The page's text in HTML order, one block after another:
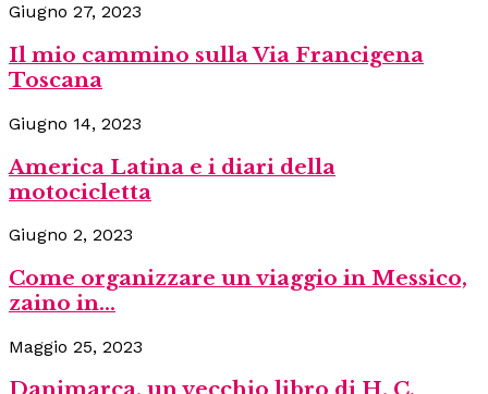
Giugno 27, 2023
Il mio cammino sulla Via Francigena
Toscana
Giugno 14, 2023
America Latina e i diari della
motocicletta
Giugno 2, 2023
Come organizzare un viaggio in Messico,
zaino in...
Maggio 25, 2023